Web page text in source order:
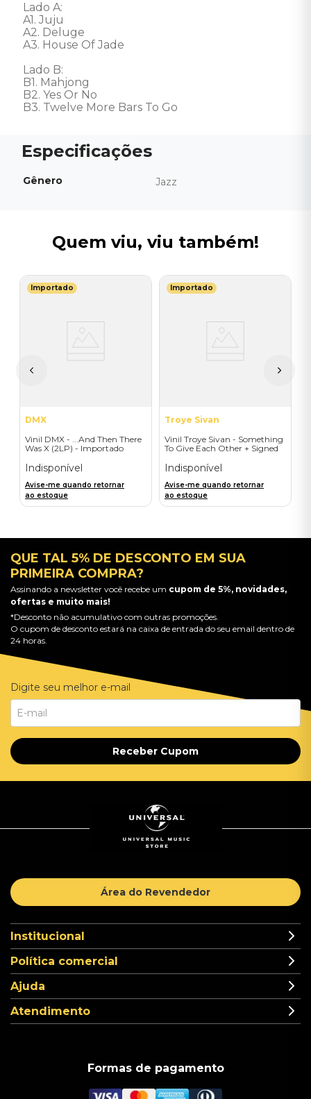
Lado A:
A1. Juju
A2. Deluge
A3. House Of Jade
Lado B:
B1. Mahjong
B2. Yes Or No
B3. Twelve More Bars To Go
Gênero Jazz
Quem viu, viu também!
Importado
DMX
Vinil DMX - ...And Then There
Was X (2LP) - Importado
Indisponível
Avise-me quando retornar
ao estoque
Importado
Troye Sivan
Vinil Troye Sivan - Something
To Give Each Other + Signed
Indisponível
Avise-me quando retornar
ao estoque
QUE TAL 5% DE DESCONTO EM SUA
PRIMEIRA COMPRA?
Assinando a newsletter você recebe um cupom de 5%, novidades,
ofertas e muito mais!
*Desconto não acumulativo com outras promoções.
O cupom de desconto estará na caixa de entrada do seu email dentro de
24 horas.
Digite seu melhor e-mail
Receber Cupom
Área do Revendedor
Institucional
Política comercial
Ajuda
Atendimento
Formas de pagamento